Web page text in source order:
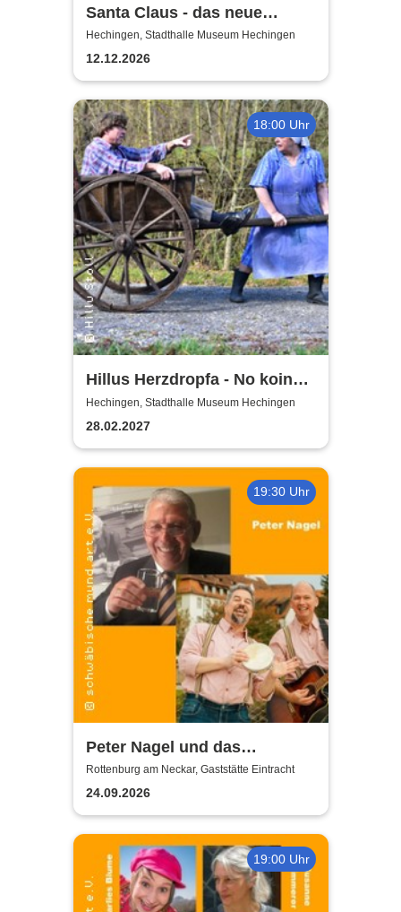
Santa Claus - das neue
Weihnachtsmusical (nicht
nur) für Kinder
Hechingen, Stadthalle Museum Hechingen
12.12.2026
18:00 Uhr
Hillus Herzdropfa - No koin
Domma an Deixl!
Hechingen, Stadthalle Museum Hechingen
28.02.2027
19:30 Uhr
Peter Nagel und das
MundArt-Brettle | Gaststätte
Eintracht
Rottenburg am Neckar, Gaststätte Eintracht
24.09.2026
19:00 Uhr